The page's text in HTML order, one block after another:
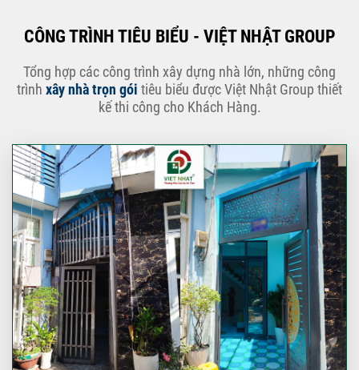
CÔNG TRÌNH TIÊU BIỂU - VIỆT NHẬT GROUP
Tổng hợp các công trình xây dựng nhà lớn, những công
trình xây nhà trọn gói tiêu biểu được Việt Nhật Group thiết
kế thi công cho Khách Hàng.